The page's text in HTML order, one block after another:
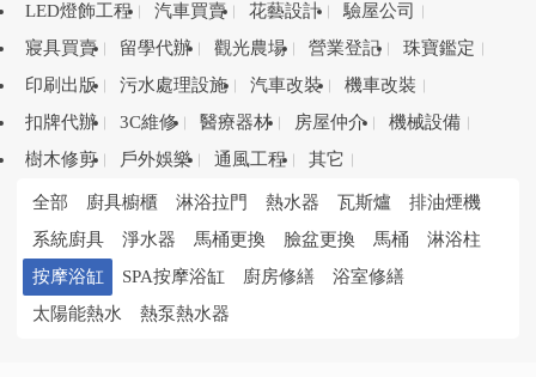
LED燈飾工程
汽車買賣 花藝設計
驗屋公司
寢具買賣
留學代辦 觀光農場 營業登記
珠寶鑑定
印刷出版
污水處理設施 汽車改裝
機車改裝
扣牌代辦
3C維修 醫療器材 房屋仲介
機械設備
樹木修剪
戶外娛樂 通風工程 其它
全部 廚具櫥櫃 淋浴拉門 熱水器 瓦斯爐
排油煙機
系統廚具
淨水器 馬桶更換 臉盆更換 馬桶
淋浴柱
按摩浴缸
SPA按摩浴缸 廚房修繕
浴室修繕
太陽能熱水
熱泵熱水器